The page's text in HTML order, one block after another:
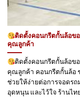
ติดตั้งคอนกรีตกั้นล้อข
คุณลูกค้า
ติดตั้งคอนกรีตกั้นล้อข
คุณลูกค้า คอนกรีตกั้นล้อ
ช่วยให้ง่ายต่อการจอดรถ
อุดหนุน และไว้ใจ ร้านไท